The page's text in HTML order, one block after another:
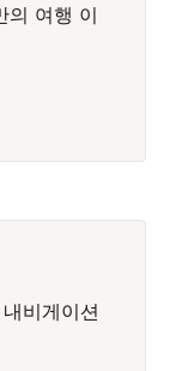
의 여행 이
비게이션